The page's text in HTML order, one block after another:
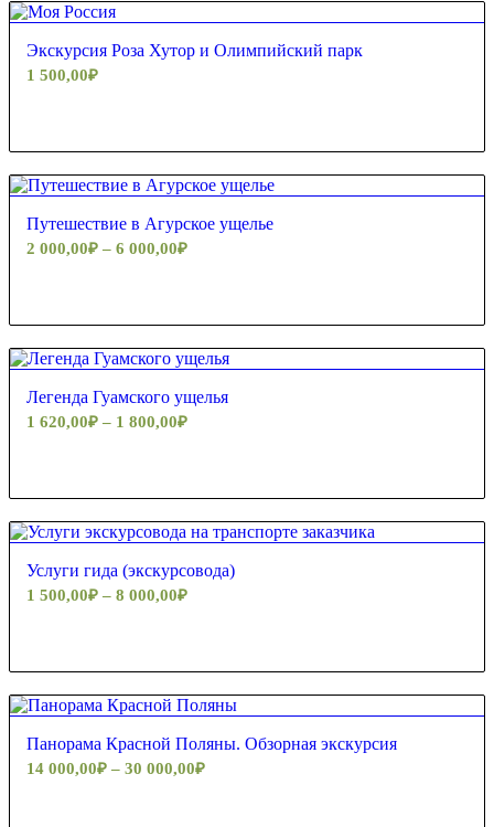
4.80
Экскурсия Роза Хутор и Олимпийский парк
1 500,00₽
5.00
Путешествие в Агурское ущелье
2 000,00₽ – 6 000,00₽
Легенда Гуамского ущелья
1 620,00₽ – 1 800,00₽
5.00
Услуги гида (экскурсовода)
1 500,00₽ – 8 000,00₽
5.00
Панорама Красной Поляны. Обзорная экскурсия
14 000,00₽ – 30 000,00₽